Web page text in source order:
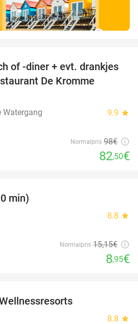
16%
of -diner + evt. drankjes
De Kromme
Watergang 9.9 star
Normalpris 98€
82,50€
min)
8.8 star
Normalpris 15,15€
8,95€
8.8 star